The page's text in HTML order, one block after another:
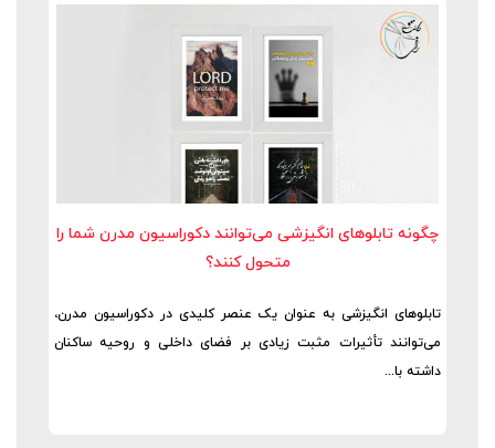
چگونه تابلوهای انگیزشی می‌توانند دکوراسیون مدرن شما را
متحول کنند؟
تابلوهای انگیزشی به عنوان یک عنصر کلیدی در دکوراسیون مدرن،
می‌توانند تأثیرات مثبت زیادی بر فضای داخلی و روحیه ساکنان
داشته با...